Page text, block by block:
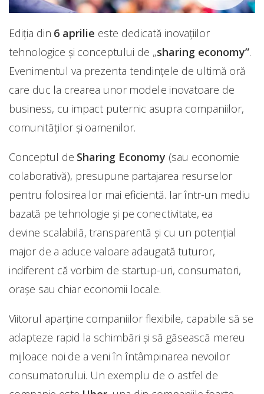
Ediția din 6 aprilie este dedicată inovațiilor
tehnologice și conceptului de „sharing economy”.
Evenimentul va prezenta tendințele de ultimă oră
care duc la crearea unor modele inovatoare de
business, cu impact puternic asupra companiilor,
comunităților și oamenilor.
Conceptul de Sharing Economy (sau economie
colaborativă), presupune partajarea resurselor
pentru folosirea lor mai eficientă. Iar într-un mediu
bazată pe tehnologie și pe conectivitate, ea
devine scalabilă, transparentă și cu un potențial
major de a aduce valoare adaugată tuturor,
indiferent că vorbim de startup-uri, consumatori,
orașe sau chiar economii locale.
Viitorul aparține companiilor flexibile, capabile să se
adapteze rapid la schimbări și să găsească mereu
mijloace noi de a veni în întâmpinarea nevoilor
consumatorului. Un exemplu de o astfel de